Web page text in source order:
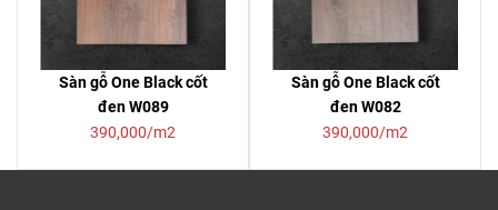
Sàn gỗ One Black cốt
đen W089
390,000/m2
Sàn gỗ One Black cốt
đen W082
390,000/m2